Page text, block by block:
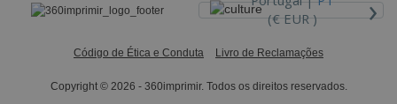
(€ EUR )
›
Código de Ética e Conduta Livro de Reclamações
Copyright © 2026 - 360imprimir. Todos os direitos reservados.